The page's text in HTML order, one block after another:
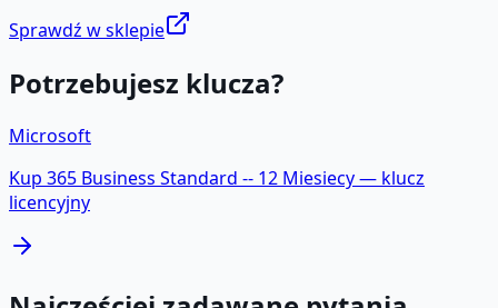
Sprawdź w sklepie
Potrzebujesz klucza?
Microsoft
Kup 365 Business Standard -- 12 Miesiecy— klucz
licencyjny